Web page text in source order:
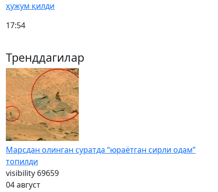
ҳужум қилди
17:54
Тренддагилар
Марсдан олинган суратда “юраётган сирли одам”
топилди
visibility 69659
04 август